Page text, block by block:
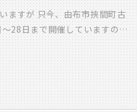
がり派です。笑） 逆に寒いの
たが赤くなりやすく、 マスク
聞かれる の流れになりがち
） 温度設定って難しいなぁと
Withコロナの生活に慣れてき
す。 この日常とともに いつ
！ 木牟禮
ますが 只今、由布市挾間町古
28日まで開催していますの
しょうか？ 今回は、2棟同時
ご来場頂ければと思います。
で、こちらも2棟同時開催しま
の2会場になります。 コンパ
ります。 完全予約制の見学